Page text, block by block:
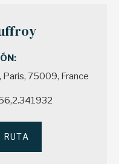
75009, France
RUTA